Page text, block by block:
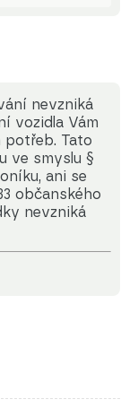
nevzniká
vozidla Vám
potřeb. Tato
ve smyslu §
ani se
občanského
nevzniká